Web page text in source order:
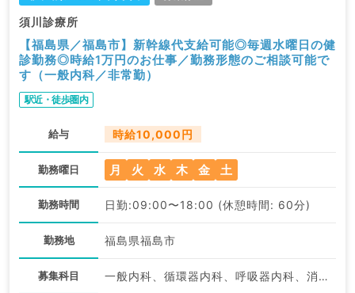
須川診療所
【福島県／福島市】新幹線代支給可能◎毎週水曜日の健
診勤務◎時給1万円のお仕事／勤務形態のご相談可能で
す（一般内科／非常勤）
駅近・徒歩圏内
給与 時給10,000円
勤務曜日 月 火 水 木 金 土
勤務時間 日勤:09:00〜18:00 (休憩時間: 60分)
勤務地 福島県福島市
募集科目 一般内科、循環器内科、呼吸器内科、消化器内科